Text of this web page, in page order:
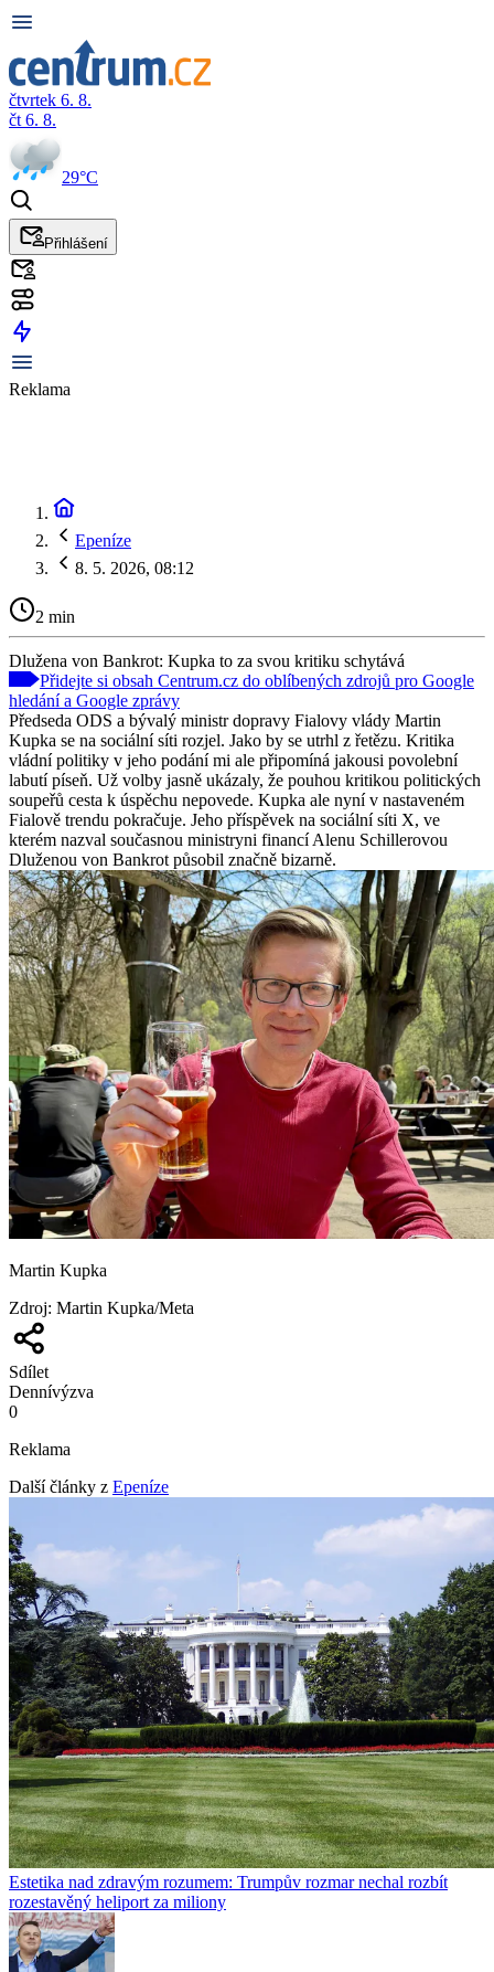
čtvrtek 6. 8.
čt 6. 8.
29°C
Přihlášení
Reklama
Epeníze
8. 5. 2026, 08:12
2 min
Dlužena von Bankrot: Kupka to za svou kritiku schytává
Přidejte si obsah Centrum.cz do oblíbených zdrojů pro Google
hledání a Google zprávy
Předseda ODS a bývalý ministr dopravy Fialovy vlády Martin
Kupka se na sociální síti rozjel. Jako by se utrhl z řetězu. Kritika
vládní politiky v jeho podání mi ale připomíná jakousi povolební
labutí píseň. Už volby jasně ukázaly, že pouhou kritikou politických
soupeřů cesta k úspěchu nepovede. Kupka ale nyní v nastaveném
Fialově trendu pokračuje. Jeho příspěvek na sociální síti X, ve
kterém nazval současnou ministryni financí Alenu Schillerovou
Dluženou von Bankrot působil značně bizarně.
Martin Kupka
Zdroj: Martin Kupka/Meta
Sdílet
Dennívýzva
0
Reklama
Další články z Epeníze
Estetika nad zdravým rozumem: Trumpův rozmar nechal rozbít
rozestavěný heliport za miliony